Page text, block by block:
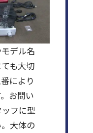
デル名
も大切
により
お問い
フに型
大体の